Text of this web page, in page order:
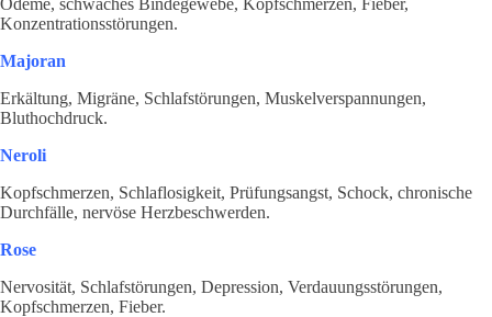
Ödeme, schwaches Bindegewebe, Kopfschmerzen, Fieber,
Konzentrationsstörungen.
Majoran
Erkältung, Migräne, Schlafstörungen, Muskelverspannungen,
Bluthochdruck.
Neroli
Kopfschmerzen, Schlaflosigkeit, Prüfungsangst, Schock, chronische
Durchfälle, nervöse Herzbeschwerden.
Rose
Nervosität, Schlafstörungen, Depression, Verdauungsstörungen,
Kopfschmerzen, Fieber.